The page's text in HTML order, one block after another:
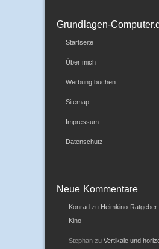
Grundlagen-
Startseite
Über mich
Werbung buchen
Sitemap
Impressum
Datenschutz
Neue Kommentare
Konrad zu Heimkino-
Kino
Stephan zu Vertikale und